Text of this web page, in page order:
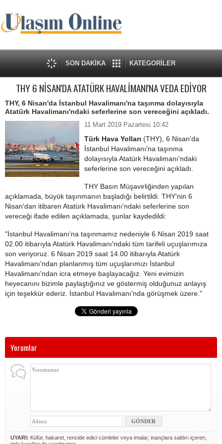
SON DAKİKA KATEGORİLER
THY 6 NİSAN'DA ATATÜRK HAVALİMANI'NA VEDA EDİYOR
THY, 6 Nisan'da İstanbul Havalimanı'na taşınma dolayısıyla
Atatürk Havalimanı'ndaki seferlerine son vereceğini açıkladı.
11 Mart 2019 Pazartesi 10:42
Türk Hava Yolları (THY), 6 Nisan'da
İstanbul Havalimanı'na taşınma
dolayısıyla Atatürk Havalimanı'ndaki
seferlerine son vereceğini açıkladı.
THY Basın Müşavirliğinden yapılan
açıklamada, büyük taşınmanın başladığı belirtildi. THY'nin 6
Nisan'dan itibaren Atatürk Havalimanı'ndaki seferlerine son
vereceği ifade edilen açıklamada, şunlar kaydedildi:
"İstanbul Havalimanı'na taşınmamız nedeniyle 6 Nisan 2019 saat
02.00 itibarıyla Atatürk Havalimanı'ndaki tüm tarifeli uçuşlarımıza
son veriyoruz. 6 Nisan 2019 saat 14.00 itibarıyla Atatürk
Havalimanı'ndan planlanmış tüm uçuşlarımızı İstanbul
Havalimanı'ndan icra etmeye başlayacağız. Yeni evimizin
heyecanını bizimle paylaştığınız ve göstermiş olduğunuz anlayış
için teşekkür ederiz. İstanbul Havalimanı'nda görüşmek üzere."
Yorumlar
UYARI: Küfür, hakaret, rencide edici cümleler veya imalar, inançlara saldırı içeren,